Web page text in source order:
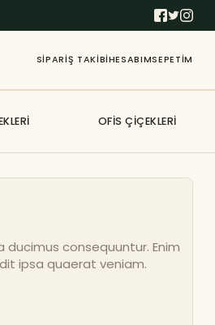
SIPARIŞ TAKIBIHESABIMSEPETIM
OFIS ÇIÇEKLERI
consequuntur. Enim
ipsa quaerat veniam.